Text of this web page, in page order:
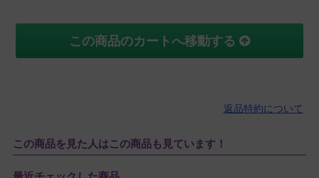
この商品のカートへ移動する
返品特約について
この商品を見た人はこの商品も見ています！